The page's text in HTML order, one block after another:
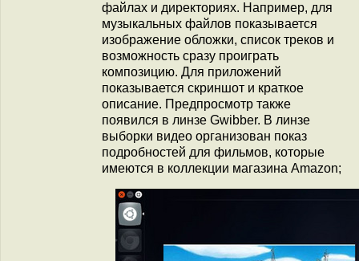
файлах и директориях. Например, для
музыкальных файлов показывается
изображение обложки, список треков и
возможность сразу проиграть
композицию. Для приложений
показывается скриншот и краткое
описание. Предпросмотр также
появился в линзе Gwibber. В линзе
выборки видео организован показ
подробностей для фильмов, которые
имеются в коллекции магазина Amazon;